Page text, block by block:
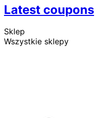
Latest coupons
Sklep
Wszystkie sklepy